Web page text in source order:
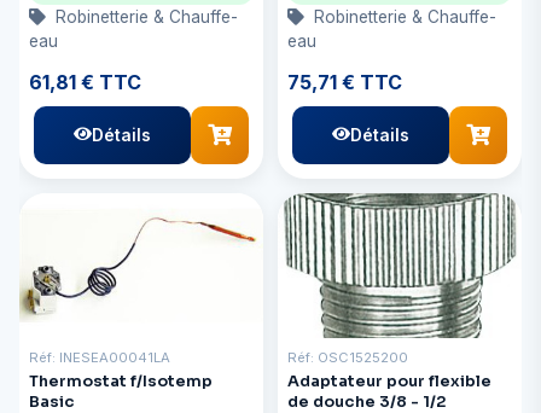
Robinetterie & Chauffe-
eau
61,81 € TTC
Détails
Robinetterie & Chauffe-
eau
75,71 € TTC
Détails
Réf: INESEA00041LA
Thermostat f/Isotemp
Basic
Réf: OSC1525200
Adaptateur pour flexible
de douche 3/8 - 1/2